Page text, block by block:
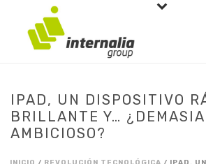
IPAD, UN DISPOSITIVO
BRILLANTE Y…
AMBICIOSO?